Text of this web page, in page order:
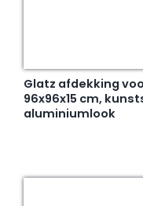
Glatz afdekking
96x96x15 cm,
aluminiumlook